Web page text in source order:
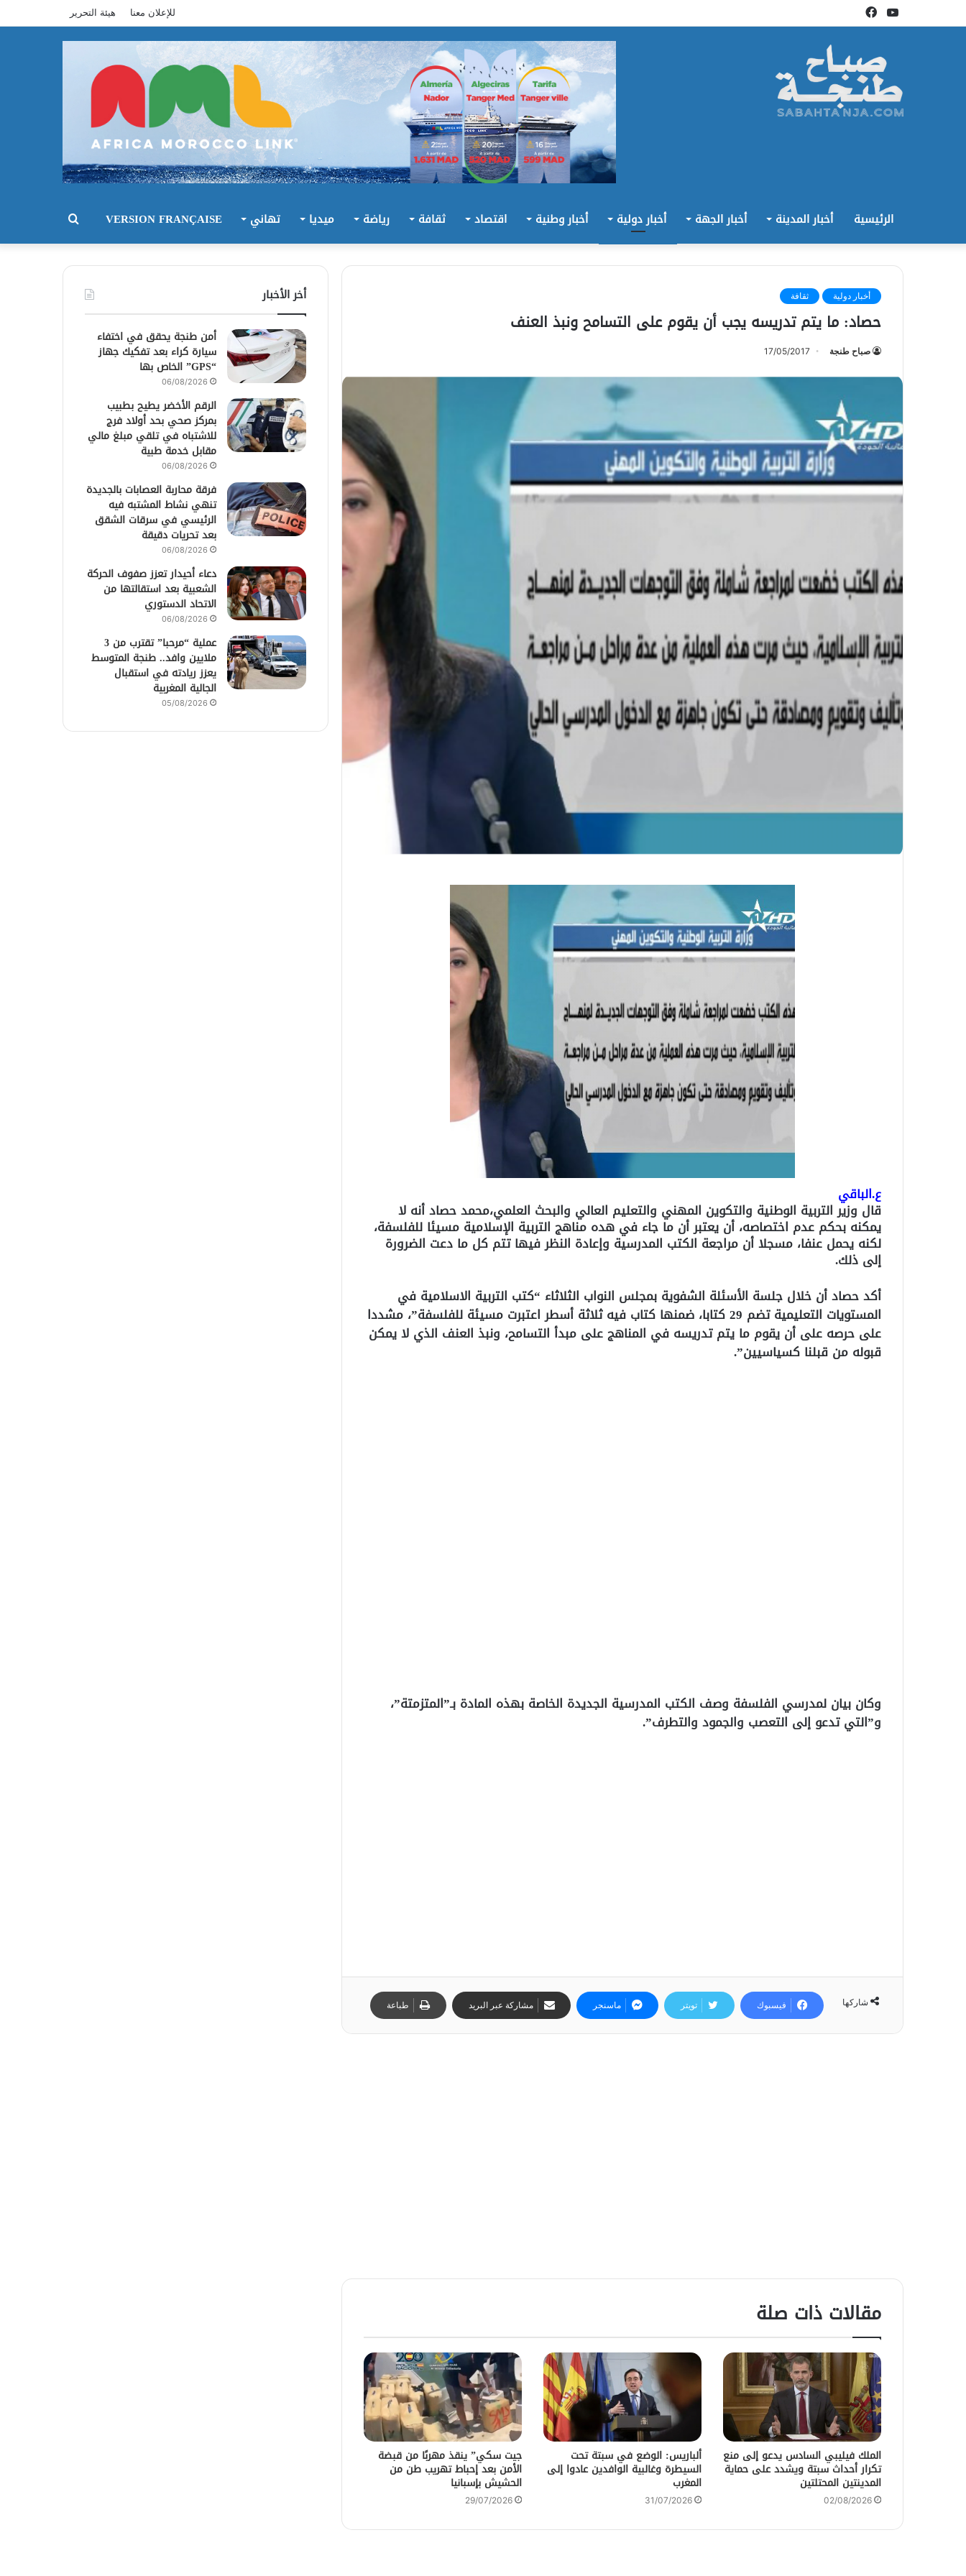
فيسبوكيوتيوب للإعلان معنا هيئة التحرير
الرئيسية أخبار المدينة أخبار الجهة أخبار دولية أخبار وطنية اقتصاد ثقافة رياضة ميديا تهاني VERSION FRANÇAISE بحث
أخبار دولية ثقافة
حصاد: ما يتم تدريسه يجب أن يقوم على التسامح ونبذ العنف
صباح طنجة 17/05/2017
ع.الباقي
قال وزير التربية الوطنية والتكوين المهني والتعليم العالي والبحث العلمي،محمد حصاد أنه لا
يمكنه بحكم عدم اختصاصه، أن يعتبر أن ما جاء في هده مناهج التربية الإسلامية مسيئا للفلسفة،
لكنه يحمل عنفا، مسجلا أن مراجعة الكتب المدرسية وإعادة النظر فيها تتم كل ما دعت الضرورة
إلى ذلك.
أكد حصاد أن خلال جلسة الأسئلة الشفوية بمجلس النواب الثلاثاء “كتب التربية الاسلامية في
المستويات التعليمية تضم 29 كتابا، ضمنها كتاب فيه ثلاثة أسطر اعتبرت مسيئة للفلسفة”، مشددا
على حرصه على أن يقوم ما يتم تدريسه في المناهج على مبدأ التسامح، ونبذ العنف الذي لا يمكن
قبوله من قبلنا كسياسيين”.
وكان بيان لمدرسي الفلسفة وصف الكتب المدرسية الجديدة الخاصة بهذه المادة بـ”المتزمتة”،
و”التي تدعو إلى التعصب والجمود والتطرف”.
شاركها فيسبوك تويتر ماسنجر مشاركة عبر البريد طباعة
مقالات ذات صلة
الملك فيليبي السادس يدعو إلى منع
تكرار أحداث سبتة ويشدد على حماية
المدينتين المحتلتين
02/08/2026
ألباريس: الوضع في سبتة تحت
السيطرة وغالبية الوافدين عادوا إلى
المغرب
31/07/2026
جيت سكي” ينقذ مهربًا من قبضة
الأمن بعد إحباط تهريب طن من
الحشيش بإسبانيا
29/07/2026
أخر الأخبار
أمن طنجة يحقق في اختفاء
سيارة كراء بعد تفكيك جهاز
“GPS” الخاص بها
06/08/2026
الرقم الأخضر يطيح بطبيب
بمركز صحي بحد أولاد فرج
للاشتباه في تلقي مبلغ مالي
مقابل خدمة طبية
06/08/2026
فرقة محاربة العصابات بالجديدة
تنهي نشاط المشتبه فيه
الرئيسي في سرقات الشقق
بعد تحريات دقيقة
06/08/2026
دعاء أحيدار تعزز صفوف الحركة
الشعبية بعد استقالتها من
الاتحاد الدستوري
06/08/2026
عملية “مرحبا” تقترب من 3
ملايين وافد.. طنجة المتوسط
يعزز ريادته في استقبال
الجالية المغربية
05/08/2026